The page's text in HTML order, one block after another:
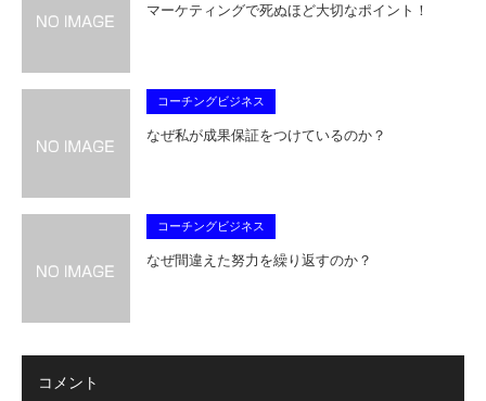
マーケティングで死ぬほど大切なポイント！
コーチングビジネス
なぜ私が成果保証をつけているのか？
コーチングビジネス
なぜ間違えた努力を繰り返すのか？
コメント